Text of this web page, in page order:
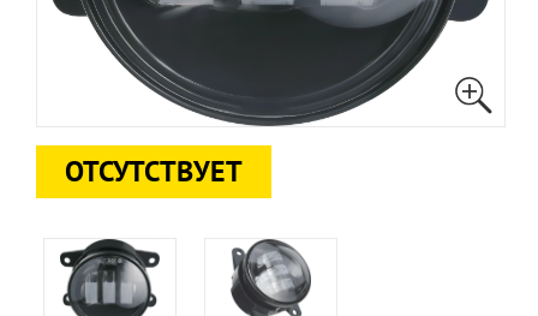
ОТСУТСТВУЕТ